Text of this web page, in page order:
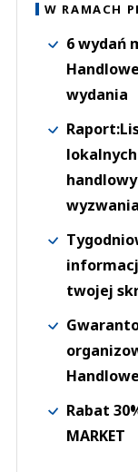
W RAMACH
6 wydań
wydania
twojej
Handlowe
Rabat
MARKET